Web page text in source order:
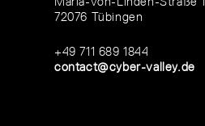
72076 Tübingen
+49 711 689 1844
contact@cyber-valley.de